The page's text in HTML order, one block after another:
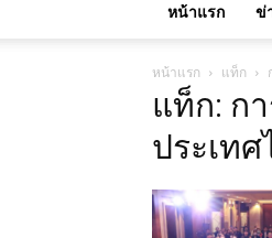
หน้าแรก ข่
หน้าแรก แท็ก
แท็ก: ก
ประเทศ